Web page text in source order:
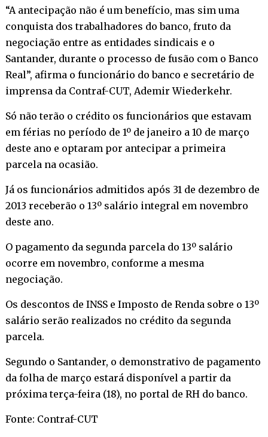
“A antecipação não é um benefício, mas sim uma
conquista dos trabalhadores do banco, fruto da
negociação entre as entidades sindicais e o
Santander, durante o processo de fusão com o Banco
Real”, afirma o funcionário do banco e secretário de
imprensa da Contraf-CUT, Ademir Wiederkehr.
Só não terão o crédito os funcionários que estavam
em férias no período de 1º de janeiro a 10 de março
deste ano e optaram por antecipar a primeira
parcela na ocasião.
Já os funcionários admitidos após 31 de dezembro de
2013 receberão o 13º salário integral em novembro
deste ano.
O pagamento da segunda parcela do 13º salário
ocorre em novembro, conforme a mesma
negociação.
Os descontos de INSS e Imposto de Renda sobre o 13º
salário serão realizados no crédito da segunda
parcela.
Segundo o Santander, o demonstrativo de pagamento
da folha de março estará disponível a partir da
próxima terça-feira (18), no portal de RH do banco.
Fonte: Contraf-CUT